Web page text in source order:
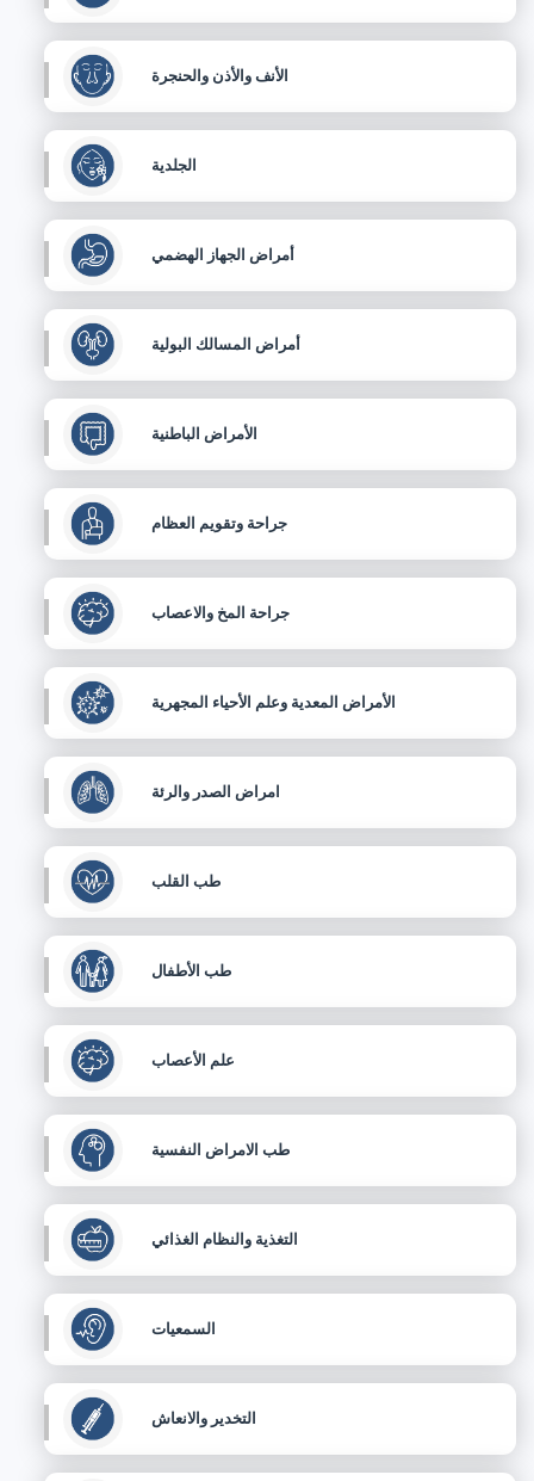
الأنف والأذن والحنجرة
الجلدية
أمراض الجهاز الهضمي
أمراض المسالك البولية
الأمراض الباطنية
جراحة وتقويم العظام
جراحة المخ والاعصاب
الأمراض المعدية وعلم الأحياء المجهرية
امراض الصدر والرئة
طب القلب
طب الأطفال
علم الأعصاب
طب الامراض النفسية
التغذية والنظام الغذائي
السمعيات
التخدير والانعاش